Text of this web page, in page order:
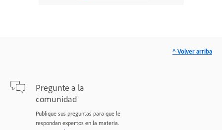
Pregunte a la
comunidad
Publique sus preguntas para que le
respondan expertos en la materia.
^ Volver arriba